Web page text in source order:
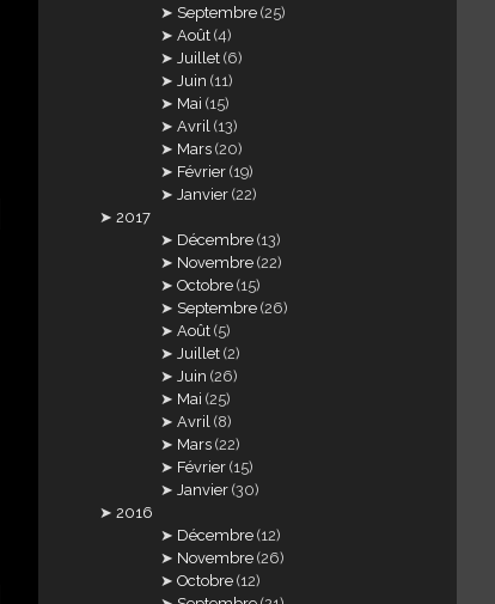
Septembre (25)
Août (4)
Juillet (6)
Juin (11)
Mai (15)
Avril (13)
Mars (20)
Février (19)
Janvier (22)
2017
Décembre (13)
Novembre (22)
Octobre (15)
Septembre (26)
Août (5)
Juillet (2)
Juin (26)
Mai (25)
Avril (8)
Mars (22)
Février (15)
Janvier (30)
2016
Décembre (12)
Novembre (26)
Octobre (12)